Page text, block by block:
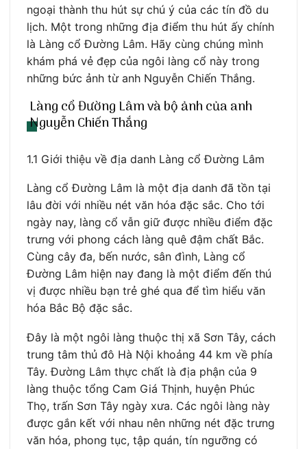
ngoại thành thu hút sự chú ý của các tín đồ du
lịch. Một trong những địa điểm thu hút ấy chính
là Làng cổ Đường Lâm. Hãy cùng chúng mình
khám phá vẻ đẹp của ngôi làng cổ này trong
những bức ảnh từ anh Nguyễn Chiến Thắng.
Làng cổ Đường Lâm và bộ ảnh của anh
Nguyễn Chiến Thắng
1.1 Giới thiệu về địa danh Làng cổ Đường Lâm
Làng cổ Đường Lâm là một địa danh đã tồn tại
lâu đời với nhiều nét văn hóa đặc sắc. Cho tới
ngày nay, làng cổ vẫn giữ được nhiều điểm đặc
trưng với phong cách làng quê đậm chất Bắc.
Cùng cây đa, bến nước, sân đình, Làng cổ
Đường Lâm hiện nay đang là một điểm đến thú
vị được nhiều bạn trẻ ghé qua để tìm hiểu văn
hóa Bắc Bộ đặc sắc.
Đây là một ngôi làng thuộc thị xã Sơn Tây, cách
trung tâm thủ đô Hà Nội khoảng 44 km về phía
Tây. Đường Lâm thực chất là địa phận của 9
làng thuộc tổng Cam Giá Thịnh, huyện Phúc
Thọ, trấn Sơn Tây ngày xưa. Các ngôi làng này
được gắn kết với nhau nên những nét đặc trưng
văn hóa, phong tục, tập quán, tín ngưỡng có